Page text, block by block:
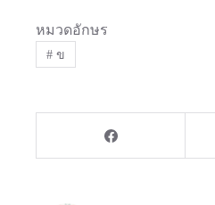
หมวดอักษร
#ข